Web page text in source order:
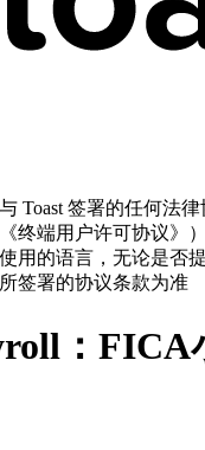
Toast 签署的任何法
终端用户许可协议》
用的语言，无论是否
签署的协议条款为准
：FICA